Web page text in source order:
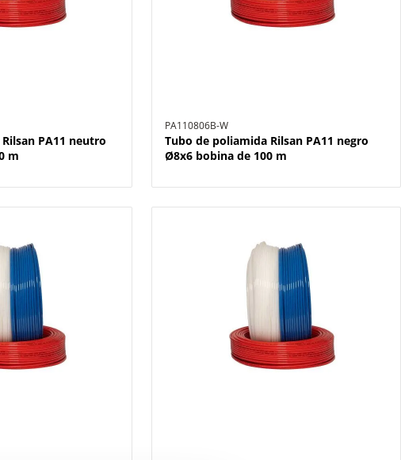
PA11 neutro
m
PA110806B-W
Tubo de poliamida Rilsan PA11 negro
Ø8x6 bobina de 100 m